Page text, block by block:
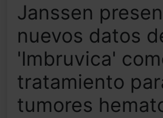
Janssen
nuevos datos
'Imbruvica'
tratamiento
tumores